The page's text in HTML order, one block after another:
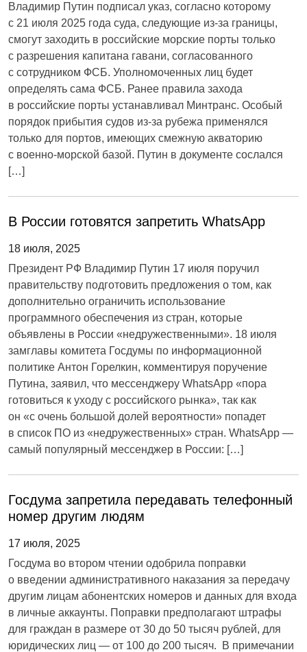
Владимир Путин подписал указ, согласно которому
с 21 июля 2025 года суда, следующие из-за границы,
смогут заходить в российские морские порты только
с разрешения капитана гавани, согласованного
с сотрудником ФСБ. Уполномоченных лиц будет
определять сама ФСБ. Ранее правила захода
в российские порты устанавливал Минтранс. Особый
порядок прибытия судов из-за рубежа применялся
только для портов, имеющих смежную акваторию
с военно-морской базой. Путин в документе сослался
[…]
В России готовятся запретить WhatsApp
18 июля, 2025
Президент РФ Владимир Путин 17 июля поручил
правительству подготовить предложения о том, как
дополнительно ограничить использование
программного обеспечения из стран, которые
объявлены в России «недружественными». 18 июля
замглавы комитета Госдумы по информационной
политике Антон Горелкин, комментируя поручение
Путина, заявил, что мессенджеру WhatsApp «пора
готовиться к уходу с российского рынка», так как
он «с очень большой долей вероятности» попадет
в список ПО из «недружественных» стран. WhatsApp —
самый популярный мессенджер в России: […]
Госдума запретила передавать телефонный
номер другим людям
17 июля, 2025
Госдума во втором чтении одобрила поправки
о введении административного наказания за передачу
другим лицам абонентских номеров и данных для входа
в личные аккаунты. Поправки предполагают штрафы
для граждан в размере от 30 до 50 тысяч рублей, для
юридических лиц — от 100 до 200 тысяч. В примечании